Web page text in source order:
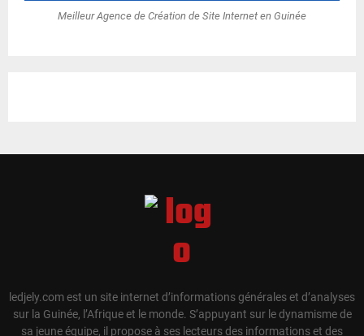
Meilleur Agence de Création de Site Internet en Guinée
ledjely.com est un site internet d’informations générales et d’analyses
sur la Guinée, l’Afrique et le monde. S’appuyant sur le dynamisme de
sa jeune équipe, il propose à ses lecteurs des informations et des